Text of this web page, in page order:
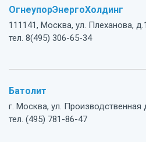
ОгнеупорЭнергоХолдинг
111141, Москва, ул. Плеханова,
тел. 8(495) 306-65-34
Батолит
г. Москва, ул. Производственная
тел. (495) 781-86-47